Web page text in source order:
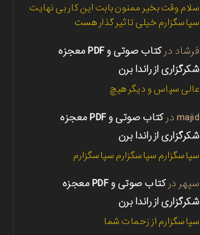
سلام وقت بخیر ممنون بابت این کار بی نهایت
سپاسگزارم خیلی تاثیر گذار هست
فرشاد در
کتاب صوتی و PDF معجزه
شکرگزاری از راندا برن
عالی سپاس و دیگر هیچ
majid در
کتاب صوتی و PDF معجزه
شکرگزاری از راندا برن
سپاسگزارم سپاسگزارم سپاسگزارم
سپهر در
کتاب صوتی و PDF معجزه
شکرگزاری از راندا برن
سپاسگزارم از زحمات شما